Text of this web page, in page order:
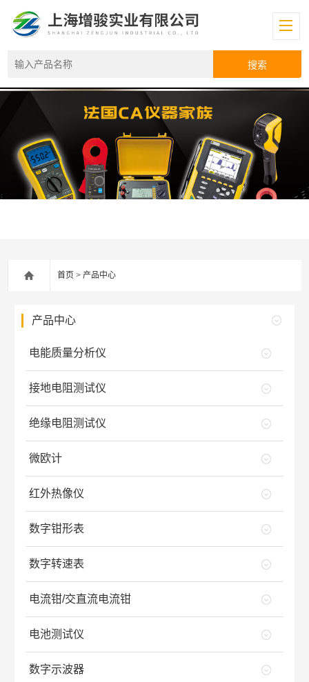
首页 >产品中心
产品中心
电能质量分析仪
接地电阻测试仪
绝缘电阻测试仪
微欧计
红外热像仪
数字钳形表
数字转速表
电流钳/交直流电流钳
电池测试仪
数字示波器